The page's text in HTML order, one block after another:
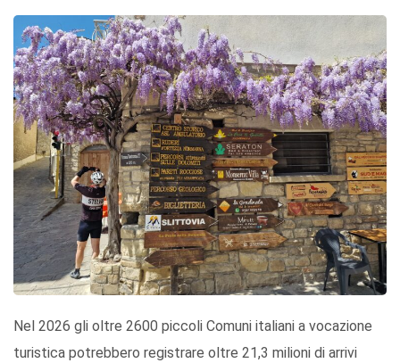
Nel 2026 gli oltre 2600 piccoli Comuni italiani a vocazione
turistica potrebbero registrare oltre 21,3 milioni di arrivi